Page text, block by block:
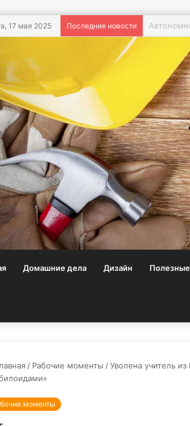
17 мая 2025 Последние новости
Домашние дела Дизайн
/ Рабочие моменты /Уволена учитель
моменты